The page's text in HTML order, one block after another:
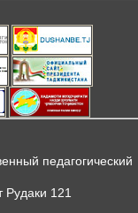
педагогический
Рудаки 121